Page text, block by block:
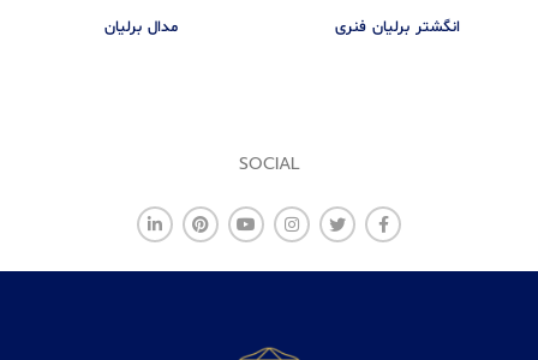
انگشتر برلیان فنری مدال برليان
SOCIAL